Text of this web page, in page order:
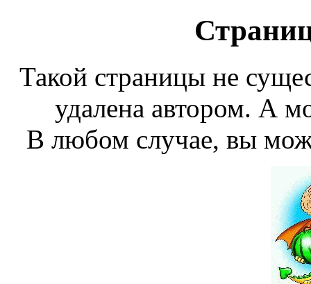
Такой страницы не
удалена автором. А
В любом случае, вы